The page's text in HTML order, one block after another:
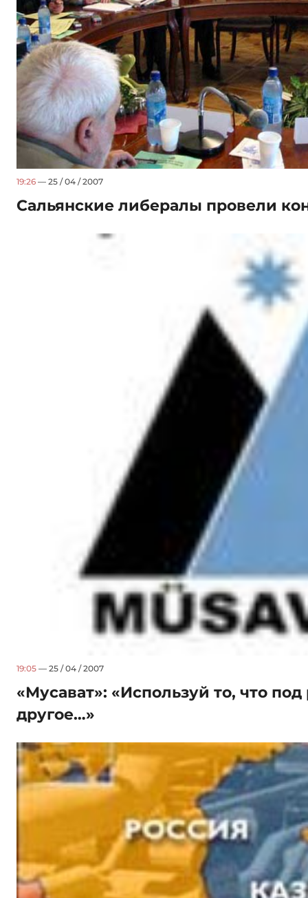
19:26 — 25 / 04 / 2007
Сальянские либералы провели
19:05 — 25 / 04 / 2007
«Мусават»: «Используй то, что
другое…»